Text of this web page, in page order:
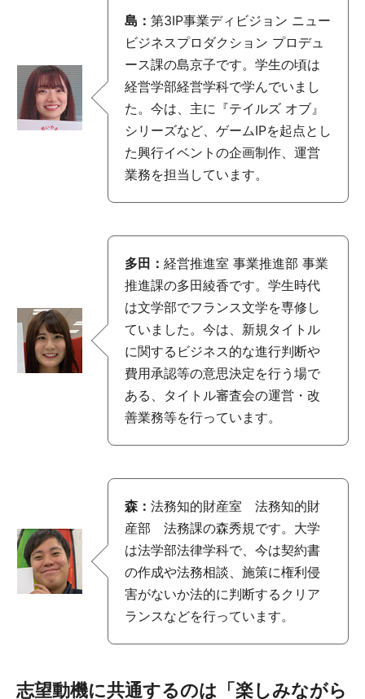
島： 第3IP事業ディビジョン ニュー
ビジネスプロダクション プロデュ
ース課の島京子です。学生の頃は
経営学部経営学科で学んでいまし
た。今は、主に『テイルズ オブ』
シリーズなど、ゲームIPを起点とし
た興行イベントの企画制作、運営
業務を担当しています。
多田： 経営推進室 事業推進部 事業
推進課の多田綾香です。学生時代
は文学部でフランス文学を専修し
ていました。今は、新規タイトル
に関するビジネス的な進行判断や
費用承認等の意思決定を行う場で
ある、タイトル審査会の運営・改
善業務等を行っています。
森： 法務知的財産室 法務知的財
産部 法務課の森秀規です。大学
は法学部法律学科で、今は契約書
の作成や法務相談、施策に権利侵
害がないか法的に判断するクリア
ランスなどを行っています。
志望動機に共通するのは「楽しみながら